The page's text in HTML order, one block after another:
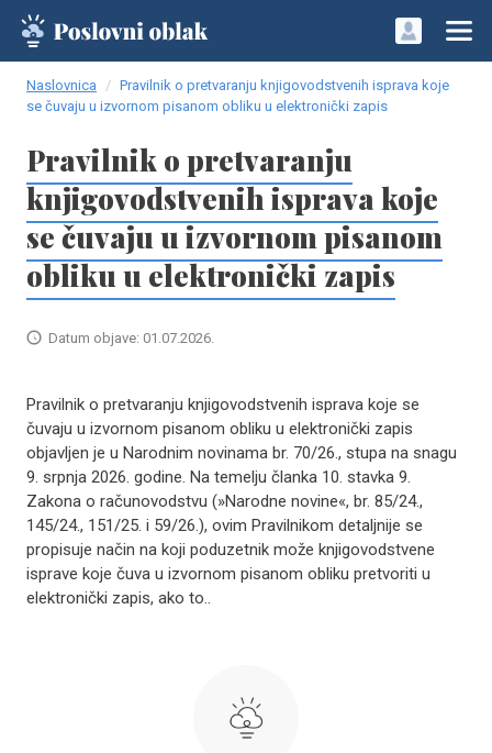
Naslovnica
Pravilnik o pretvaranju knjigovodstvenih isprava koje
se čuvaju u izvornom pisanom obliku u elektronički zapis
Pravilnik o pretvaranju
knjigovodstvenih isprava koje
se čuvaju u izvornom pisanom
obliku u elektronički zapis
Datum objave: 01.07.2026.
Pravilnik o pretvaranju knjigovodstvenih isprava koje se
čuvaju u izvornom pisanom obliku u elektronički zapis
objavljen je u Narodnim novinama br. 70/26., stupa na snagu
9. srpnja 2026. godine. Na temelju članka 10. stavka 9.
Zakona o računovodstvu (»Narodne novine«, br. 85/24.,
145/24., 151/25. i 59/26.), ovim Pravilnikom detaljnije se
propisuje način na koji poduzetnik može knjigovodstvene
isprave koje čuva u izvornom pisanom obliku pretvoriti u
elektronički zapis, ako to..